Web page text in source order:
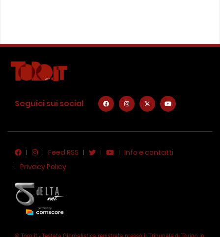
Seguici sui social
Feed RSS
Info e contatti
Privacy Policy